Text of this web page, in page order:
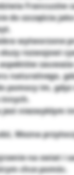
Francuzów
do szczęścia
wytworzone
rozwojowi
naturalnego,
pomocy im, gdyz
jest niezwykłym
Mozna
na swiat i
chce pomóc.